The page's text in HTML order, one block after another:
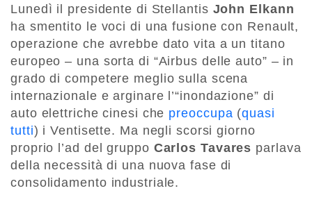
Lunedì il presidente di Stellantis John Elkann
ha smentito le voci di una fusione con Renault,
operazione che avrebbe dato vita a un titano
europeo – una sorta di “Airbus delle auto” – in
grado di competere meglio sulla scena
internazionale e arginare l’“inondazione” di
auto elettriche cinesi che preoccupa (quasi
tutti) i Ventisette. Ma negli scorsi giorno
proprio l’ad del gruppo Carlos Tavares parlava
della necessità di una nuova fase di
consolidamento industriale.